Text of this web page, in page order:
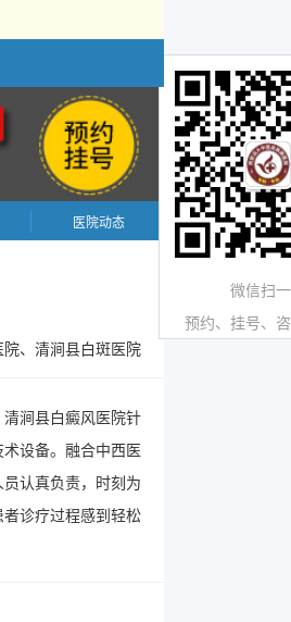
医院动态
、清涧县白斑医院
涧县白癜风医院针
设备。融合中西医
认真负责，时刻为
诊疗过程感到轻松
微信扫
预约、挂号、